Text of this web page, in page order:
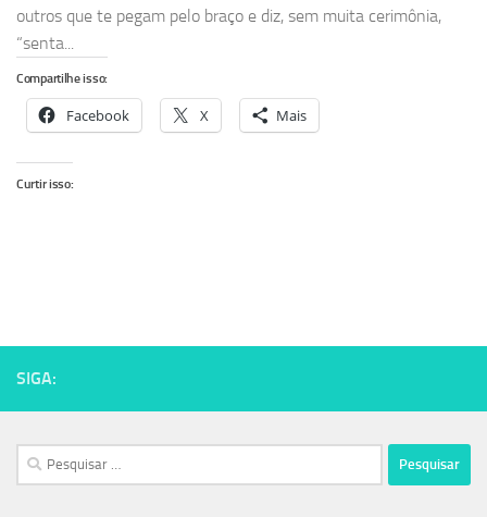
outros que te pegam pelo braço e diz, sem muita cerimônia,
“senta...
Compartilhe isso:
Facebook X Mais
Curtir isso:
SIGA:
Pesquisar
por: